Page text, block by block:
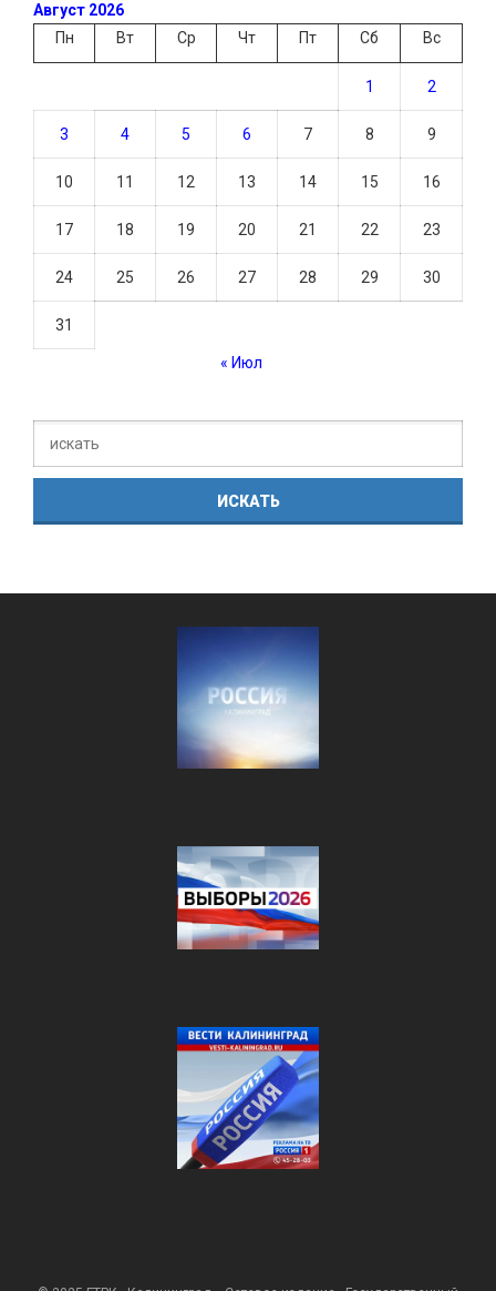
Август 2026
Пн
Вт Ср Чт Пт Сб Вс
1 2
3 4 5 6 7 8 9
10 11 12 13 14 15 16
17 18 19 20 21 22 23
24 25 26 27 28 29 30
31
« Июл